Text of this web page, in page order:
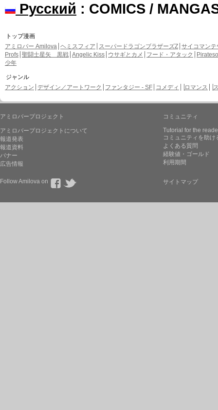
Русский : COMICS /
トップ漫画
アミロバー Amilova ヘミスフィア スーパードラゴンブラザーズZ サイコマンテ
Profs 聖闘士星矢 黒戦 Angelic Kiss ウサギとカメ フード・アタック
少年
ジャンル
アクション デザイン／アートワーク ファンタジー - SF コメディ ロマンス
アミロバープロジェクト
アミロバープロジェクトについて
報道発表
報道資料
バナー
広告情報
コミュニティ
Tutorial for the
コミュニティを助け
よくある質問
経験値・ゴールド
利用期間
Follow Amilova on サイトマップ